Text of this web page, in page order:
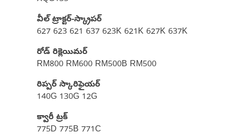
వీల్ ట్రాక్టర్-స్క్రాపర్‌
627 623 621 637 623K 621K 627K 637K
రోడ్ రిక్లెయిమర్
RM800 RM600 RM500B RM500
రిప్పర్ స్కారిఫైయర్
140G 130G 12G
క్వారీ ట్రక్
775D 775B 771C